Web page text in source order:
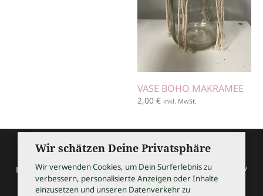
VASE BOHO MAKRAMEE
2,00 € inkl. MwSt.
HOCHZEITSSHOPPING / Thomas Bauer / Meßmerstraße 32 /
97508 Grettstadt
Tel 09729 9099504 / info@hochzeitsshopping.com
Wir schätzen Deine Privatsphäre
Wir verwenden Cookies, um Dein Surferlebnis zu
verbessern, personalisierte Anzeigen oder Inhalte
einzusetzen und unseren Datenverkehr zu